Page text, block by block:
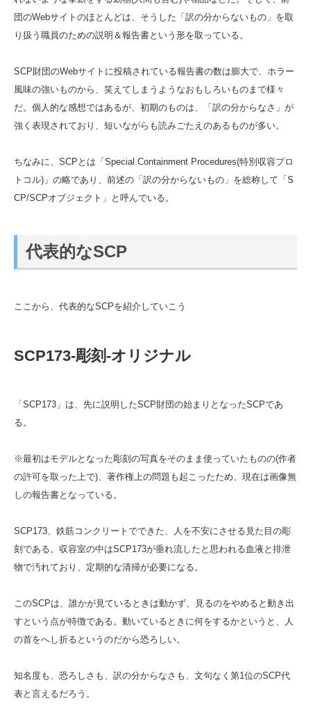
団のWebサイトのほとんどは、そうした「訳の分からないもの」を取
り扱う職員のための説明＆報告書という形を取っている。
SCP財団のWebサイトに投稿されている報告書の数は膨大で、ホラー
風味の強いものから、笑えてしまうようなおもしろいものまで様々
だ。個人的な感想ではあるが、初期のものは、「訳の分からなさ」が
強く表現されており、短いながらも読みごたえのあるものが多い。
ちなみに、SCPとは「Special Containment Procedures(特別収容プロ
トコル)」の略であり、前述の「訳の分からないもの」を総称して「S
CP/SCPオブジェクト」と呼んでいる。
代表的なSCP
ここから、代表的なSCPを紹介していこう
SCP173-彫刻-オリジナル
「SCP173」は、先に説明したSCP財団の始まりとなったSCPであ
る。
※最初はモデルとなった彫刻の写真をそのまま使っていたものの(作者
の許可を取った上で)、著作権上の問題も起こったため、現在は画像無
しの報告書となっている。
SCP173、鉄筋コンクリートでできた、人を不安にさせる見た目の彫
刻である。収容室の中はSCP173が垂れ流したと思われる血液と排泄
物で汚れており、定期的な清掃が必要になる。
このSCPは、誰かが見ているときは動かず、見るのをやめると動き出
すという点が特徴である。動いているときに何をするかというと、人
の首をへし折るというのだから恐ろしい。
知名度も、恐ろしさも、訳の分からなさも、文句なく第1位のSCP代
表と言えるだろう。